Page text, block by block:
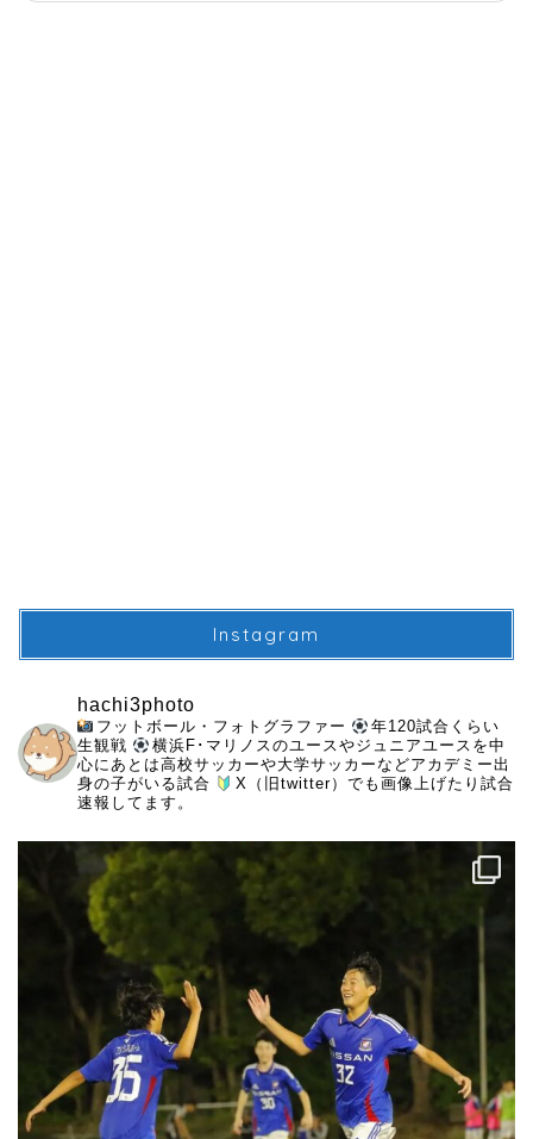
Instagram
hachi3photo
フットボール・フォトグラファー
年120試合くらい
生観戦
横浜F･マリノスのユースやジュニアユースを中
心にあとは高校サッカーや大学サッカーなどアカデミー出
身の子がいる試合
X（旧twitter）でも画像上げたり試合
速報してます。